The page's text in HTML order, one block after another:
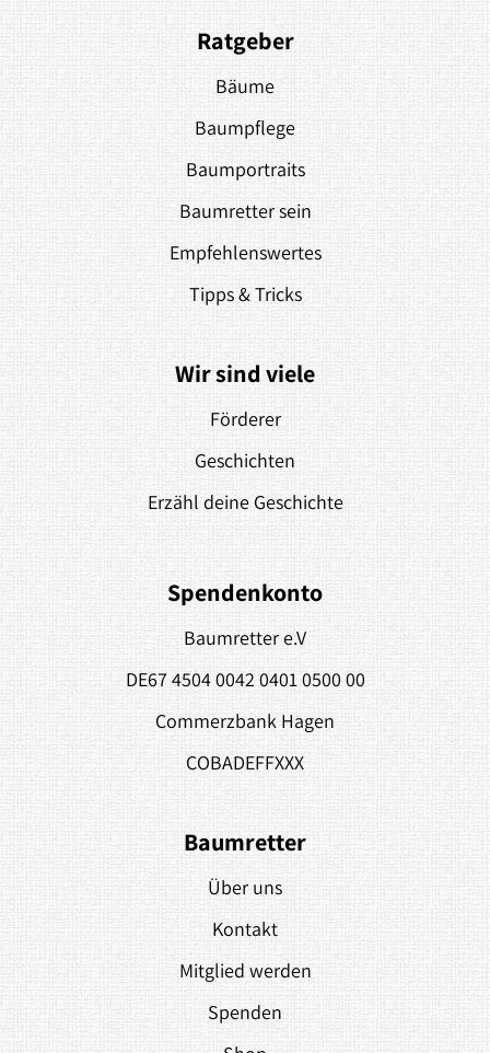
Ratgeber
Bäume
Baumpflege
Baumportraits
Baumretter sein
Empfehlenswertes
Tipps & Tricks
Wir sind viele
Förderer
Geschichten
Erzähl deine Geschichte
Spendenkonto
Baumretter e.V
DE67 4504 0042 0401 0500 00
Commerzbank Hagen
COBADEFFXXX
Baumretter
Über uns
Kontakt
Mitglied werden
Spenden